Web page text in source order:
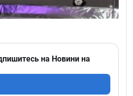
на Новини на